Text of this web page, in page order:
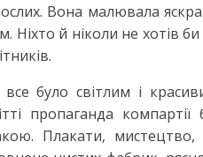
Вона малювала
Ніхто й ніколи не хотів
було світлим і
пропаганда
Плакати, мистецтво,